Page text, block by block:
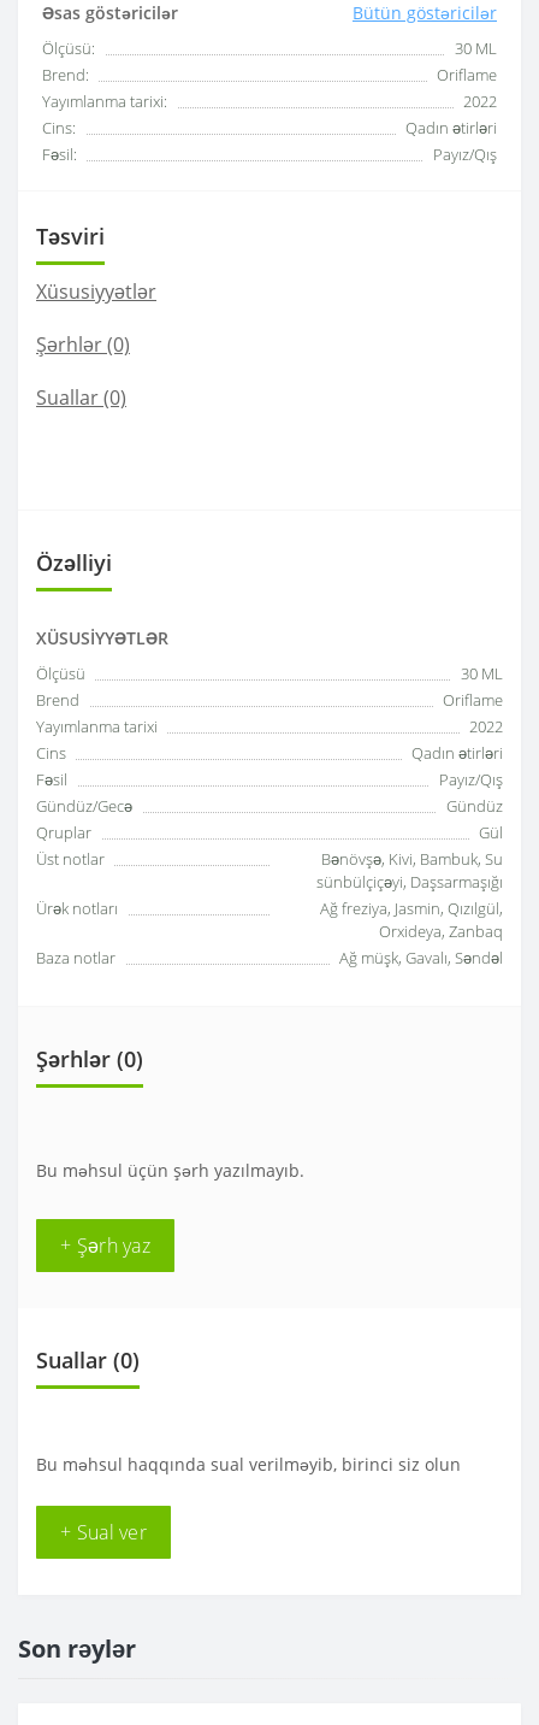
Əsas göstəricilər Bütün göstəricilər
Ölçüsü:
30 ML
Brend:
Oriflame
Yayımlanma tarixi:
2022
Cins:
Qadın ətirləri
Fəsil:
Payız/Qış
Təsviri
Xüsusiyyətlər
Şərhlər (0)
Suallar(0)
Özəlliyi
XÜSUSIYYƏTLƏR
Ölçüsü
30 ML
Brend
Oriflame
Yayımlanma tarixi
2022
Cins
Qadın ətirləri
Fəsil
Payız/Qış
Gündüz/Gecə
Gündüz
Qruplar
Gül
Üst notlar
Bənövşə, Kivi, Bambuk, Su
sünbülçiçəyi, Daşsarmaşığı
Ürək notları
Ağ freziya, Jasmin, Qızılgül,
Orxideya, Zanbaq
Baza notlar
Ağ müşk, Gavalı, Səndəl
Şərhlər (0)
Bu məhsul üçün şərh yazılmayıb.
+ Şərh yaz
Suallar (0)
Bu məhsul haqqında sual verilməyib, birinci siz olun
+ Sual ver
Son rəylər